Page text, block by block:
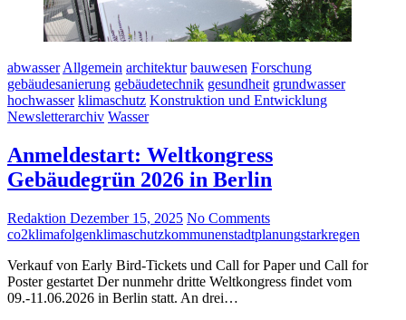
abwasser Allgemein architektur bauwesen Forschung
gebäudesanierung gebäudetechnik gesundheit grundwasser
hochwasser klimaschutz Konstruktion und Entwicklung
Newsletterarchiv Wasser
Anmeldestart: Weltkongress
Gebäudegrün 2026 in Berlin
Redaktion Dezember 15, 2025 No Comments
co2klimafolgenklimaschutzkommunenstadtplanungstarkregen
Verkauf von Early Bird-Tickets und Call for Paper und Call for
Poster gestartet Der nunmehr dritte Weltkongress findet vom
09.-11.06.2026 in Berlin statt. An drei…